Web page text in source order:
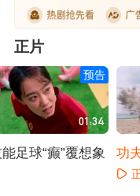
正片
01:34
预告
足球“癫”覆想象
功
期